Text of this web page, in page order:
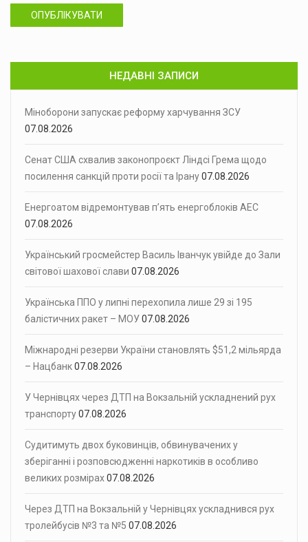
ОПУБЛІКУВАТИ
НЕДАВНІ ЗАПИСИ
Міноборони запускає реформу харчування ЗСУ
07.08.2026
Сенат США схвалив законопроєкт Ліндсі Грема щодо
посилення санкцій проти росії та Ірану07.08.2026
Енергоатом відремонтував п’ять енергоблоків АЕС
07.08.2026
Український гросмейстер Василь Іванчук увійде до Зали
світової шахової слави 07.08.2026
Українська ППО у липні перехопила лише 29 зі 195
балістичних ракет – МОУ07.08.2026
Міжнародні резерви України становлять $51,2 мільярда
– Нацбанк07.08.2026
У Чернівцях через ДТП на Вокзальній ускладнений рух
транспорту07.08.2026
Судитимуть двох буковинців, обвинувачених у
зберіганні і розповсюдженні наркотиків в особливо
великих розмірах07.08.2026
Через ДТП на Вокзальній у Чернівцях ускладнився рух
тролейбусів №3 та №5 07.08.2026